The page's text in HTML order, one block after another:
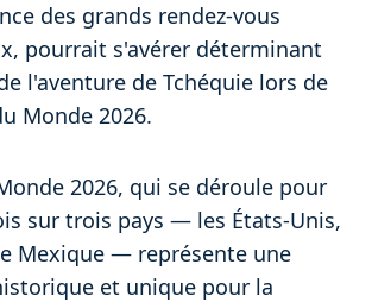
des grands rendez-vous
pourrait s'avérer déterminant
l'aventure de Tchéquie lors de
Monde 2026.
2026, qui se déroule pour
sur trois pays — les États-Unis,
Mexique — représente une
et unique pour la